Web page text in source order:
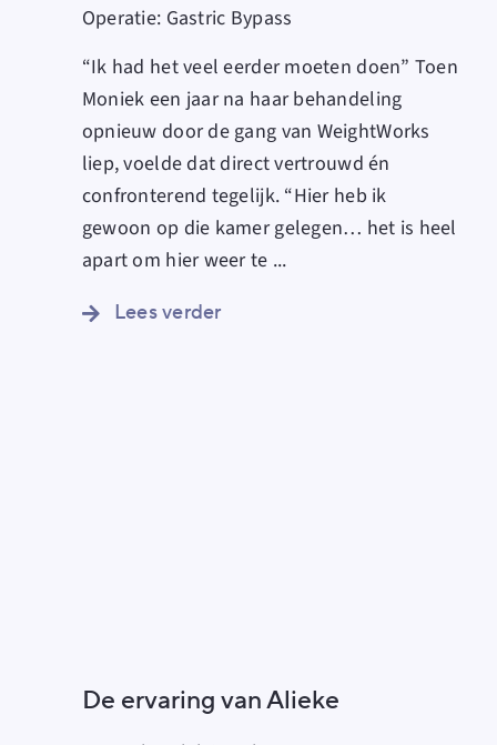
Operatie: Gastric Bypass
“Ik had het veel eerder moeten doen” Toen
Moniek een jaar na haar behandeling
opnieuw door de gang van WeightWorks
liep, voelde dat direct vertrouwd én
confronterend tegelijk. “Hier heb ik
gewoon op die kamer gelegen… het is heel
apart om hier weer te ...
Lees verder
De ervaring van Alieke